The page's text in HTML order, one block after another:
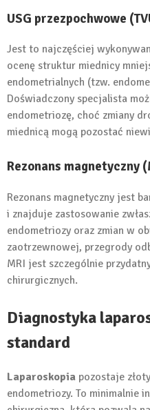
USG przezpochwowe
Jest to najczęściej
ocenę struktur miednicy
endometrialnych (tzw.
Doświadczony specjalista
endometriozę, choć zmiany
miednicą mogą pozostać
Rezonans magnetyczny
Rezonans magnetyczny jest
i znajduje zastosowanie
endometriozy oraz zmian w
zaotrzewnowej, przegrody
MRI jest szczególnie
chirurgicznych.
Diagnostyka
standard
Laparoskopia pozostaje
endometriozy. To minimalnie